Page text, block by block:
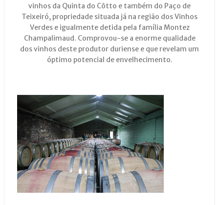
vinhos da Quinta do Côtto e também do Paço de
Teixeiró, propriedade situada já na região dos Vinhos
Verdes e igualmente detida pela família Montez
Champalimaud. Comprovou-se a enorme qualidade
dos vinhos deste produtor duriense e que revelam um
óptimo potencial de envelhecimento.